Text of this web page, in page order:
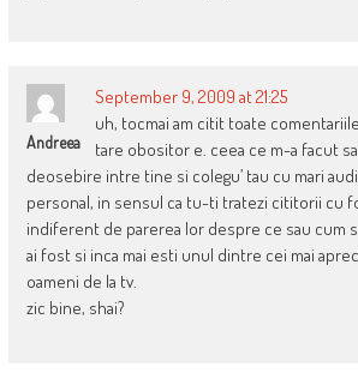
Andreea
September 9, 2009 at 21:25
uh, tocmai am citit toate
tare obositor e. ceea ce m-a facut
deosebire intre tine si colegu’ tau cu mari
personal, in sensul ca tu-ti tratezi cititorii cu
indiferent de parerea lor despre ce sau cum
ai fost si inca mai esti unul dintre cei mai
oameni de la tv.
zic bine, shai?